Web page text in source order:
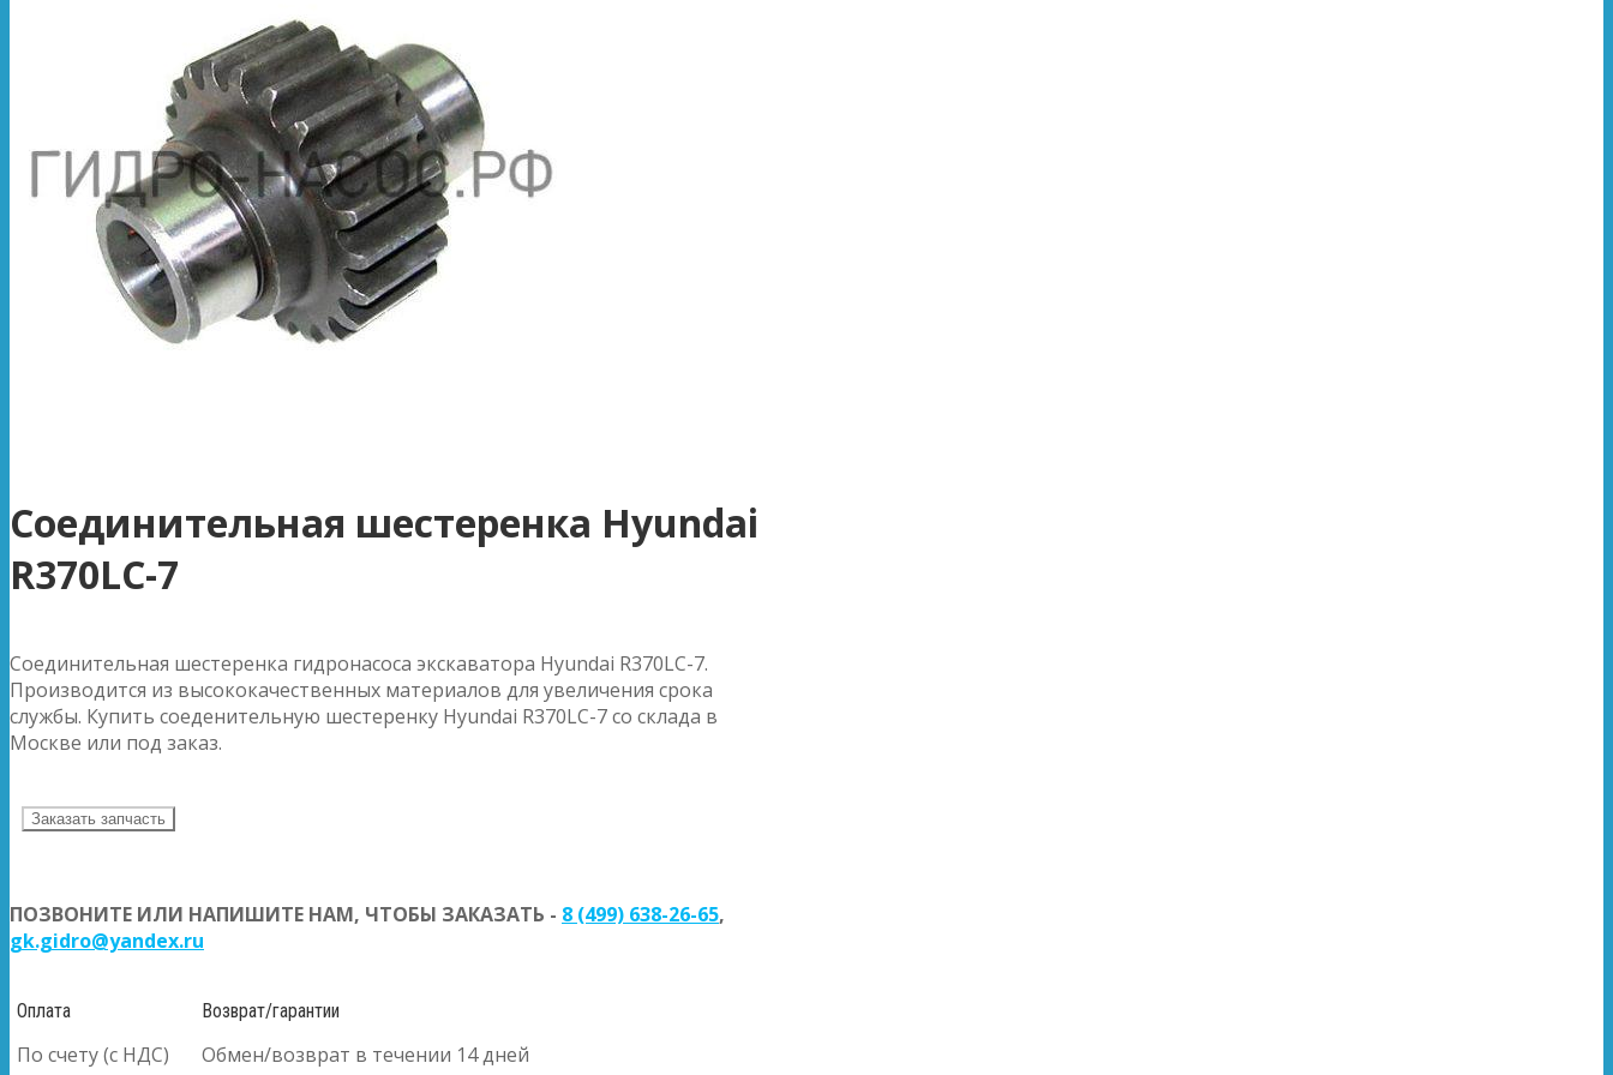
Соединительная шестеренка Hyundai
R370LC-7
Соединительная шестеренка гидронасоса экскаватора Hyundai R370LC-7.
Производится из высококачественных материалов для увеличения срока
службы. Купить соеденительную шестеренку Hyundai R370LC-7 со склада в
Москве или под заказ.
Заказать запчасть
ПОЗВОНИТЕ ИЛИ НАПИШИТЕ НАМ, ЧТОБЫ ЗАКАЗАТЬ - 8 (499) 638-26-65,
gk.gidro@yandex.ru
Оплата
По счету (с НДС)
Возврат/гарантии
Обмен/возврат в течении 14 дней